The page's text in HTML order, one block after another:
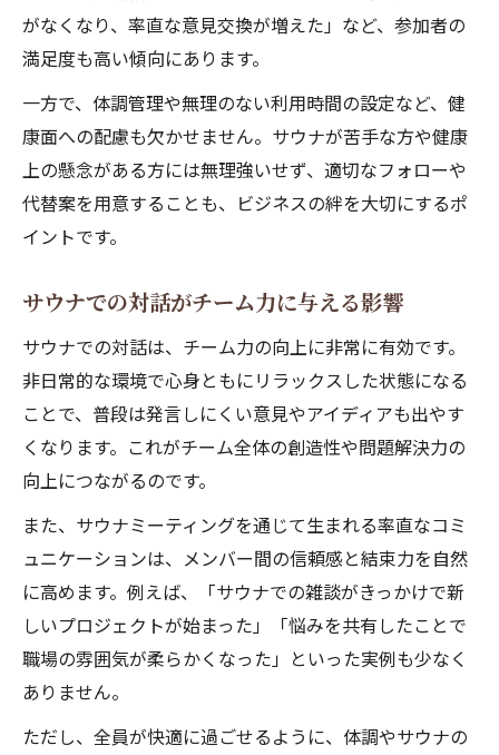
がなくなり、率直な意見交換が増えた」など、参加者の
満足度も高い傾向にあります。
一方で、体調管理や無理のない利用時間の設定など、健
康面への配慮も欠かせません。サウナが苦手な方や健康
上の懸念がある方には無理強いせず、適切なフォローや
代替案を用意することも、ビジネスの絆を大切にするポ
イントです。
サウナでの対話がチーム力に与える影響
サウナでの対話は、チーム力の向上に非常に有効です。
非日常的な環境で心身ともにリラックスした状態になる
ことで、普段は発言しにくい意見やアイディアも出やす
くなります。これがチーム全体の創造性や問題解決力の
向上につながるのです。
また、サウナミーティングを通じて生まれる率直なコミ
ュニケーションは、メンバー間の信頼感と結束力を自然
に高めます。例えば、「サウナでの雑談がきっかけで新
しいプロジェクトが始まった」「悩みを共有したことで
職場の雰囲気が柔らかくなった」といった実例も少なく
ありません。
ただし、全員が快適に過ごせるように、体調やサウナの